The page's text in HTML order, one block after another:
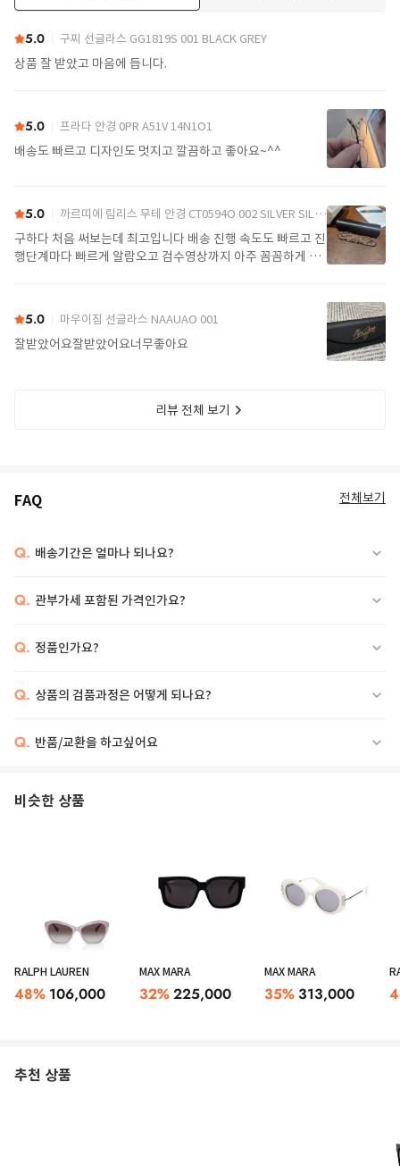
5.0 구찌 선글라스 GG1819S 001 BLACK GREY
상품 잘 받았고 마음에 듭니다.
5.0 프라다 안경 0PR A51V 14N1O1
배송도 빠르고 디자인도 멋지고 깔끔하고 좋아요~^^
5.0 까르띠에 림리스 무테 안경 CT0594O 002 SILVER SILVER TRANSPARENT
구하다 처음 써보는데 최고입니다 배송 진행 속도도 빠르고 진
행단계마다 빠르게 알람오고 검수영상까지 아주 꼼꼼하게 찍
5.0 마우이짐 선글라스 NAAUAO 001
잘받았어요잘받았어요너무좋아요
리뷰 전체 보기
FAQ 전체보기
Q. 배송기간은 얼마나 되나요?
Q. 관부가세 포함된 가격인가요?
Q. 정품인가요?
Q. 상품의 검품과정은 어떻게 되나요?
Q. 반품/교환을 하고싶어요
비슷한 상품
RALPH LAUREN
48% 106,000
MAX MARA
32%225,000
MAX MARA
35% 313,000
추천 상품